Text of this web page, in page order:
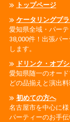
トップページ
ケータリングプ
愛知県全域・パー
38,000件！出張パ
します。
ドリンク・オプ
愛知県随一のオー
どの品揃えと演出料
初めての方へ
名古屋市を中心に
パーティーのお手